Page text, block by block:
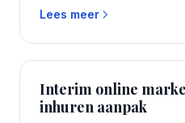
Lees meer
Interim online
inhuren aanpak